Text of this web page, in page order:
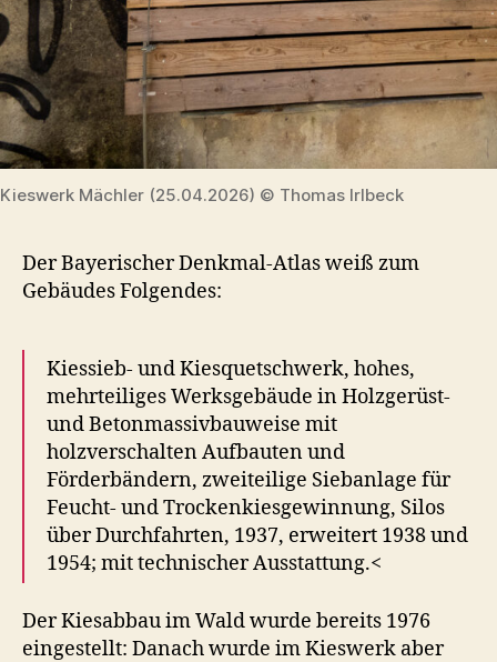
Kieswerk Mächler (25.04.2026) © Thomas Irlbeck
Der Bayerischer Denkmal-Atlas weiß zum
Gebäudes Folgendes:
Kiessieb- und Kiesquetschwerk, hohes,
mehrteiliges Werksgebäude in Holzgerüst-
und Betonmassivbauweise mit
holzverschalten Aufbauten und
Förderbändern, zweiteilige Siebanlage für
Feucht- und Trockenkiesgewinnung, Silos
über Durchfahrten, 1937, erweitert 1938 und
1954; mit technischer Ausstattung.<
Der Kiesabbau im Wald wurde bereits 1976
eingestellt: Danach wurde im Kieswerk aber